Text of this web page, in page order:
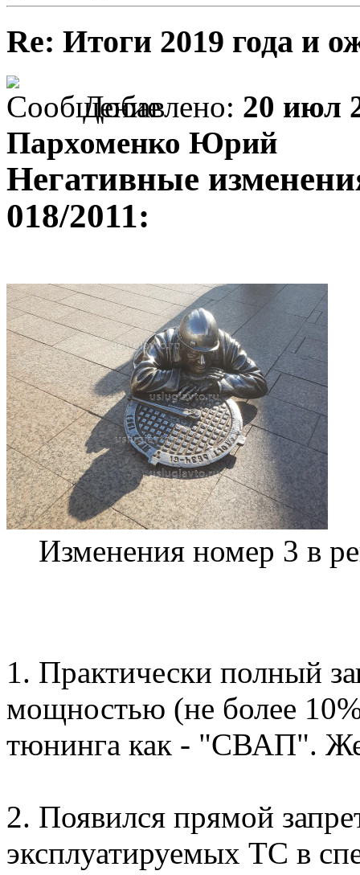
Re: Итоги 2019 года и
Добавлено: 20 июл
Пархоменко Юрий
Негативные
018/2011:
Изменения номер 3 в
1. Практически полный
мощностью (не более
тюнинга как - "СВАП".
2. Появился прямой
эксплуатируемых ТС в